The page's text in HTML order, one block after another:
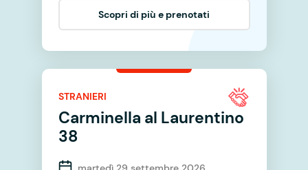
Scopri di più e prenotati
STRANIERI
Carminella al Laurentino
38